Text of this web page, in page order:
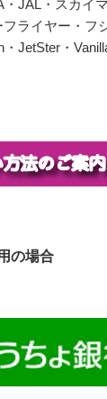
JAL・スカイ
ライヤー・フ
JetSter・
の場合